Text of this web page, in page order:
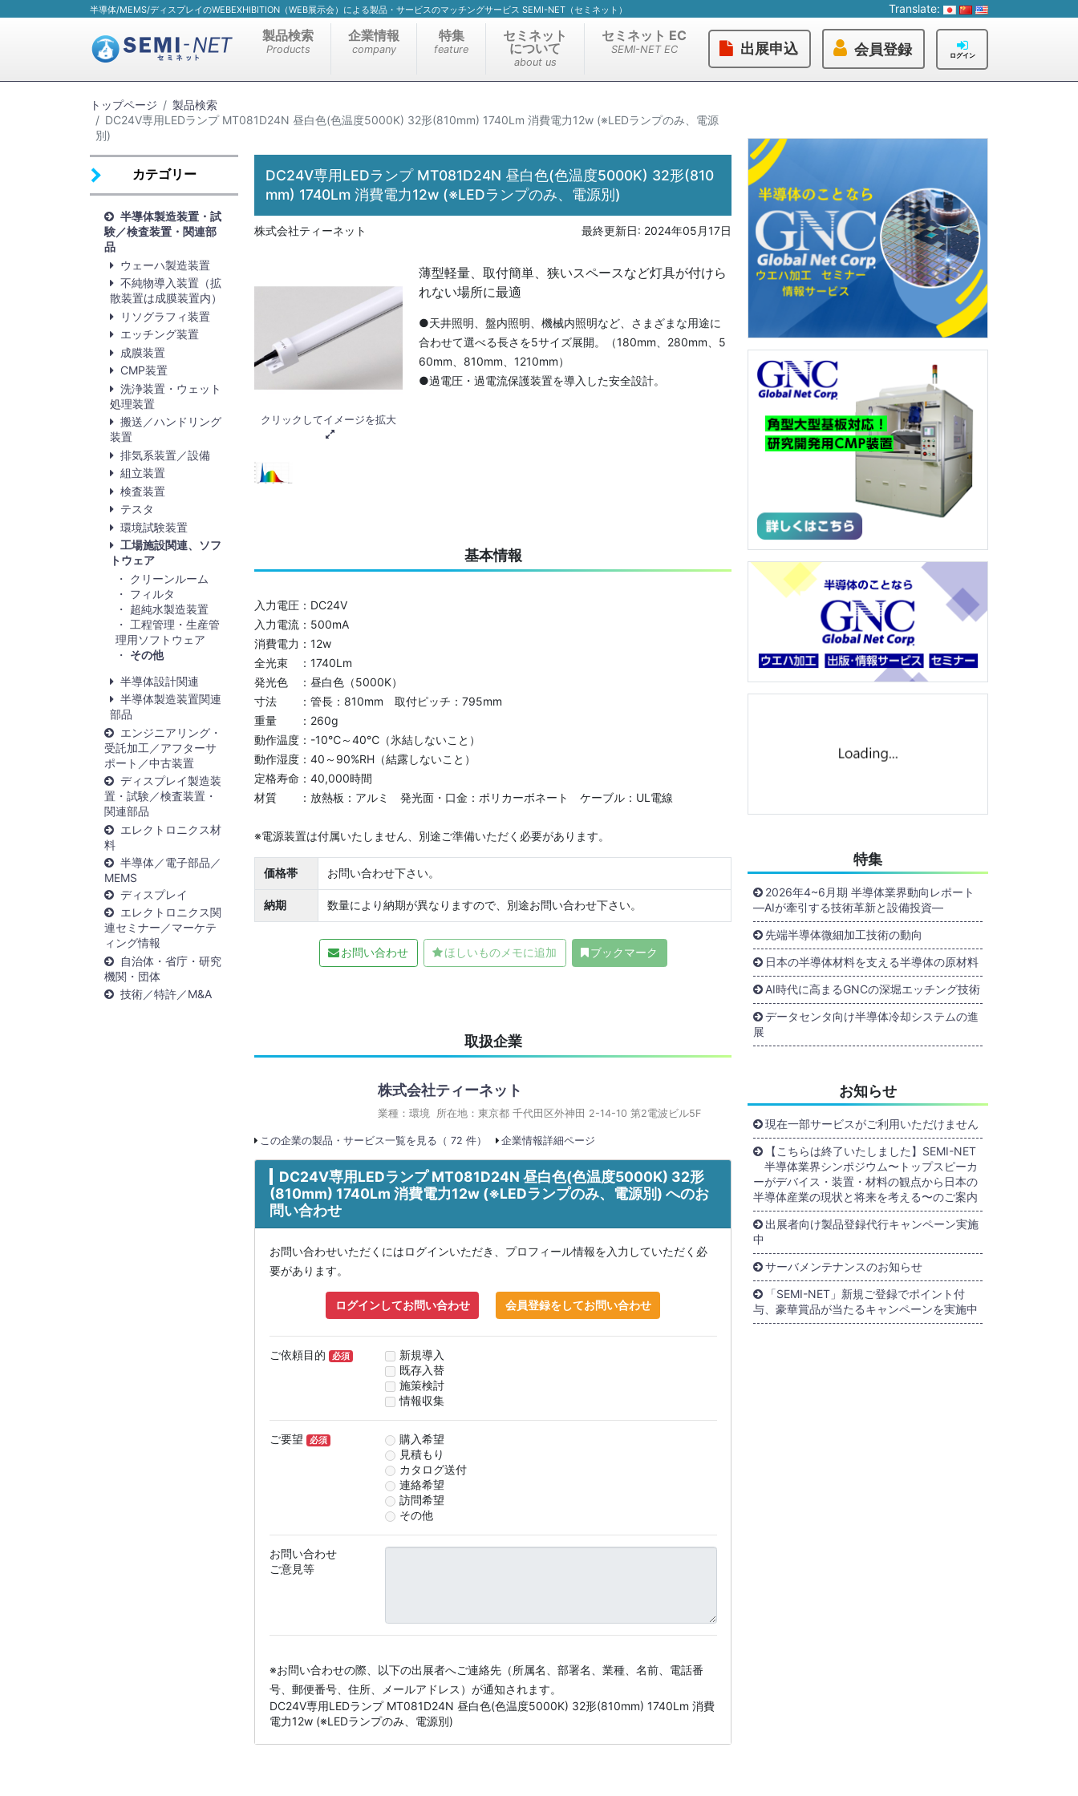
半導体/MEMS/ディスプレイのWEBEXHIBITION（WEB展示会）による製品・サービスのマッチングサービス SEMI-NET（セミネット） Translate:
製品検索
Products
企業情報
company
特集
feature
セミネット
について
about us
セミネット EC
SEMI-NET EC 出展申込 会員登録 ログイン
トップページ
製品検索
DC24V専用LEDランプ MT081D24N 昼白色(色温度5000K) 32形(810mm) 1740Lm 消費電力12w (※LEDランプのみ、電源
別)
カテゴリー
半導体製造装置・試
験／検査装置・関連部
品
ウェーハ製造装置
不純物導入装置（拡
散装置は成膜装置内）
リソグラフィ装置
エッチング装置
成膜装置
CMP装置
洗浄装置・ウェット
処理装置
搬送／ハンドリング
装置
排気系装置／設備
組立装置
検査装置
テスタ
環境試験装置
工場施設関連、ソフ
トウェア
クリーンルーム
フィルタ
超純水製造装置
工程管理・生産管
理用ソフトウェア
その他
半導体設計関連
半導体製造装置関連
部品
エンジニアリング・
受託加工／アフターサ
ポート／中古装置
ディスプレイ製造装
置・試験／検査装置・
関連部品
エレクトロニクス材
料
半導体／電子部品／
MEMS
ディスプレイ
エレクトロニクス関
連セミナー／マーケテ
ィング情報
自治体・省庁・研究
機関・団体
技術／特許／M&A
DC24V専用LEDランプ MT081D24N 昼白色(色温度5000K) 32形(810
mm) 1740Lm 消費電力12w (※LEDランプのみ、電源別)
株式会社ティーネット 最終更新日: 2024年05月17日
クリックしてイメージを拡大
薄型軽量、取付簡単、狭いスペースなど灯具が付けら
れない場所に最適
●天井照明、盤内照明、機械内照明など、さまざまな用途に
合わせて選べる長さを5サイズ展開。（180mm、280mm、5
60mm、810mm、1210mm）
●過電圧・過電流保護装置を導入した安全設計。
基本情報
入力電圧：DC24V
入力電流：500mA
消費電力：12w
全光束 ：1740Lm
発光色 ：昼白色（5000K）
寸法 ：管長：810mm 取付ピッチ：795mm
重量 ：260g
動作温度：-10℃～40℃（氷結しないこと）
動作湿度：40～90%RH（結露しないこと）
定格寿命：40,000時間
材質 ：放熱板：アルミ 発光面・口金：ポリカーボネート ケーブル：UL電線
※電源装置は付属いたしません、別途ご準備いただく必要があります。
価格帯 お問い合わせ下さい。
納期 数量により納期が異なりますので、別途お問い合わせ下さい。
お問い合わせ ほしいものメモに追加 ブックマーク
取扱企業
株式会社ティーネット
業種：環境 所在地：東京都 千代田区外神田 2-14-10 第2電波ビル5F
この企業の製品・サービス一覧を見る（ 72 件） 企業情報詳細ページ
DC24V専用LEDランプ MT081D24N 昼白色(色温度5000K) 32形
(810mm) 1740Lm 消費電力12w (※LEDランプのみ、電源別) へのお
問い合わせ
お問い合わせいただくにはログインいただき、プロフィール情報を入力していただく必
要があります。
ログインしてお問い合わせ 会員登録をしてお問い合わせ
ご依頼目的 必須
新規導入
既存入替
施策検討
情報収集
ご要望 必須
購入希望
見積もり
カタログ送付
連絡希望
訪問希望
その他
お問い合わせ
ご意見等
※お問い合わせの際、以下の出展者へご連絡先（所属名、部署名、業種、名前、電話番
号、郵便番号、住所、メールアドレス）が通知されます。
DC24V専用LEDランプ MT081D24N 昼白色(色温度5000K) 32形(810mm) 1740Lm 消費
電力12w (※LEDランプのみ、電源別)
特集
2026年4~6月期 半導体業界動向レポート
―AIが牽引する技術革新と設備投資―
先端半導体微細加工技術の動向
日本の半導体材料を支える半導体の原材料
AI時代に高まるGNCの深堀エッチング技術
データセンタ向け半導体冷却システムの進
展
お知らせ
現在一部サービスがご利用いただけません
【こちらは終了いたしました】SEMI-NET
半導体業界シンポジウム〜トップスピーカ
ーがデバイス・装置・材料の観点から日本の
半導体産業の現状と将来を考える〜のご案内
出展者向け製品登録代行キャンペーン実施
中
サーバメンテナンスのお知らせ
「SEMI-NET」新規ご登録でポイント付
与、豪華賞品が当たるキャンペーンを実施中